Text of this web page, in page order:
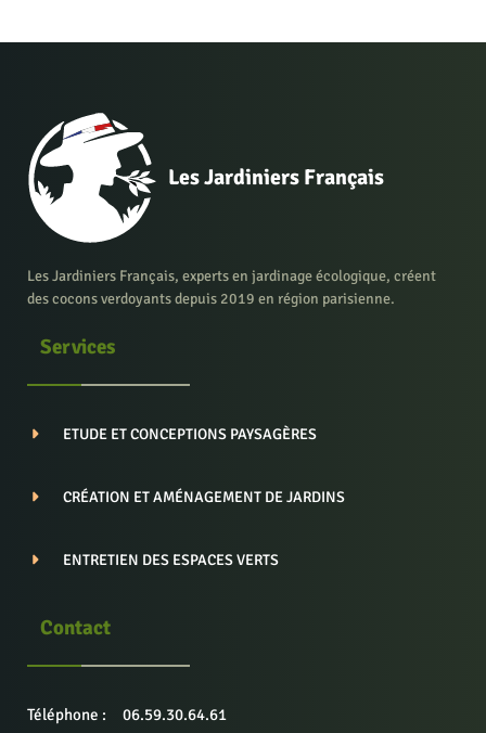
Les Jardiniers Français
Les Jardiniers Français, experts en jardinage écologique, créent
des cocons verdoyants depuis 2019 en région parisienne.
Services
ETUDE ET CONCEPTIONS PAYSAGÈRES
CRÉATION ET AMÉNAGEMENT DE JARDINS
ENTRETIEN DES ESPACES VERTS
Contact
Téléphone : 06.59.30.64.61